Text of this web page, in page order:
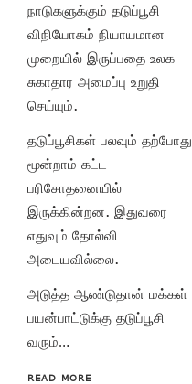
நாடுகளுக்கும் தடுப்பூசி
விநியோகம் நியாயமான
முறையில் இருப்பதை உலக
சுகாதார அமைப்பு உறுதி
செய்யும்.
தடுப்பூசிகள் பலவும் தற்போது
மூன்றாம் கட்ட
பரிசோதனையில்
இருக்கின்றன. இதுவரை
எதுவும் தோல்வி
அடையவில்லை.
அடுத்த ஆண்டுதான் மக்கள்
பயன்பாட்டுக்கு தடுப்பூசி
வரும்…
READ MORE